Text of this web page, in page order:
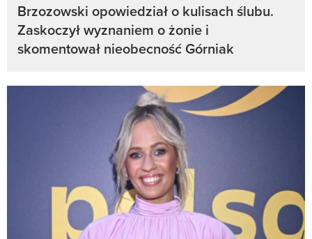
Brzozowski opowiedział o kulisach ślubu.
Zaskoczył wyznaniem o żonie i
skomentował nieobecność Górniak